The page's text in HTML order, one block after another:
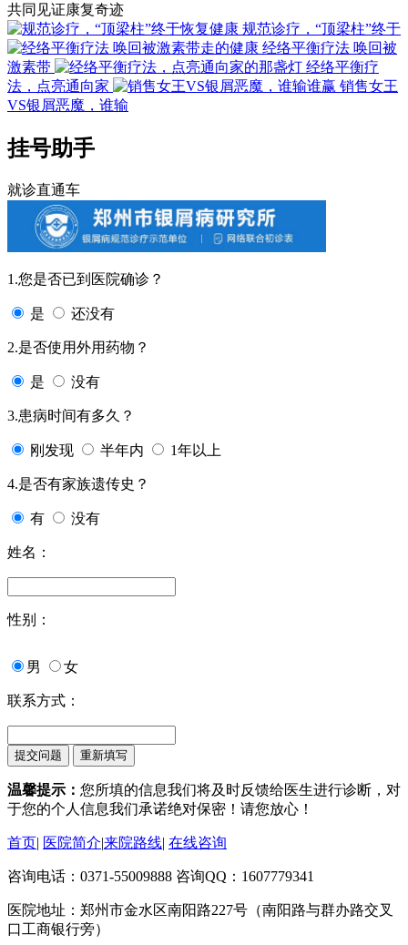
共同见证康复奇迹
规范诊疗，“顶梁柱”终于
经络平衡疗法 唤回被
激素带
经络平衡疗
法，点亮通向家
销售女王
VS银屑恶魔，谁输
挂号助手
就诊直通车
1.您是否已到医院确诊？
是 还没有
2.是否使用外用药物？
是 没有
3.患病时间有多久？
刚发现 半年内 1年以上
4.是否有家族遗传史？
有 没有
姓名：
性别：
男 女
联系方式：
温馨提示： 您所填的信息我们将及时反馈给医生进行诊断，对
于您的个人信息我们承诺绝对保密！请您放心！
首页| 医院简介|来院路线| 在线咨询
咨询电话：0371-55009888 咨询QQ：1607779341
医院地址：郑州市金水区南阳路227号（南阳路与群办路交叉
口工商银行旁）